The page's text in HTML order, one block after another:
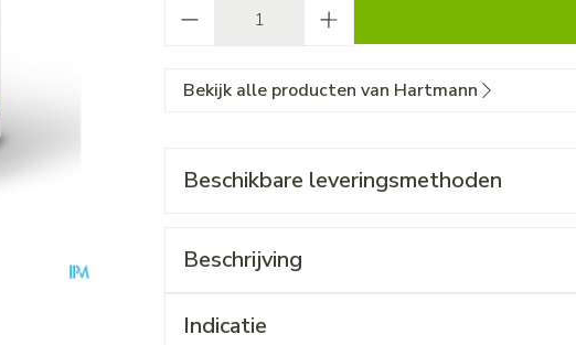
Bekijk alle producten van Hartmann
Beschikbare leveringsmethoden
Beschrijving
Indicatie